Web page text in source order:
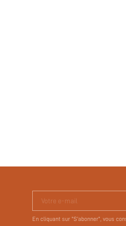
Votre e-mail
En cliquant sur "S'abonner", vous